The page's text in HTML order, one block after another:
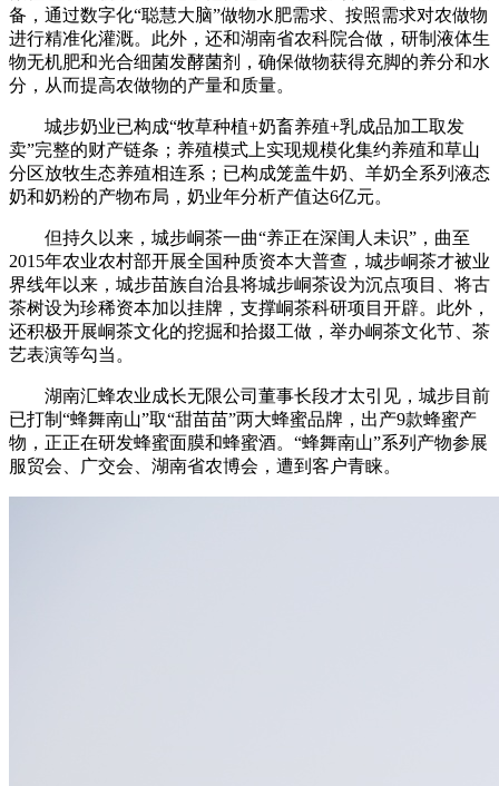
备，通过数字化“聪慧大脑”做物水肥需求、按照需求对农做物
进行精准化灌溉。此外，还和湖南省农科院合做，研制液体生
物无机肥和光合细菌发酵菌剂，确保做物获得充脚的养分和水
分，从而提高农做物的产量和质量。
城步奶业已构成“牧草种植+奶畜养殖+乳成品加工取发
卖”完整的财产链条；养殖模式上实现规模化集约养殖和草山
分区放牧生态养殖相连系；已构成笼盖牛奶、羊奶全系列液态
奶和奶粉的产物布局，奶业年分析产值达6亿元。
但持久以来，城步峒茶一曲“养正在深闺人未识”，曲至
2015年农业农村部开展全国种质资本大普查，城步峒茶才被业
界线年以来，城步苗族自治县将城步峒茶设为沉点项目、将古
茶树设为珍稀资本加以挂牌，支撑峒茶科研项目开辟。此外，
还积极开展峒茶文化的挖掘和拾掇工做，举办峒茶文化节、茶
艺表演等勾当。
湖南汇蜂农业成长无限公司董事长段才太引见，城步目前
已打制“蜂舞南山”取“甜苗苗”两大蜂蜜品牌，出产9款蜂蜜产
物，正正在研发蜂蜜面膜和蜂蜜酒。“蜂舞南山”系列产物参展
服贸会、广交会、湖南省农博会，遭到客户青睐。